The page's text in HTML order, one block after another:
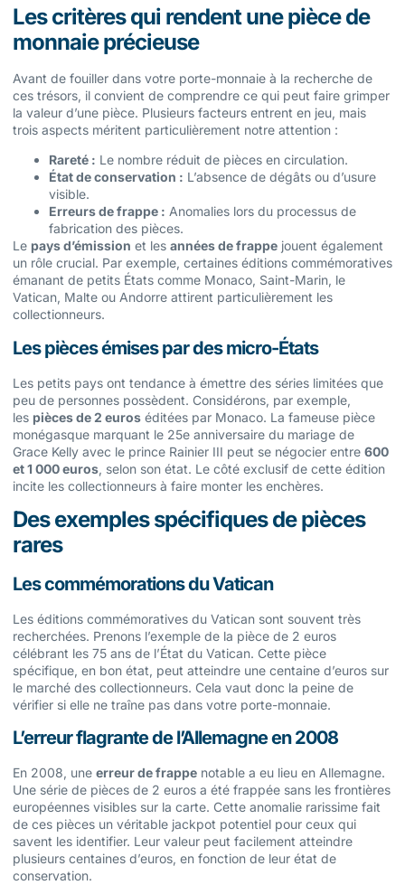
Les critères qui rendent une pièce de
monnaie précieuse
Avant de fouiller dans votre porte-monnaie à la recherche de
ces trésors, il convient de comprendre ce qui peut faire grimper
la valeur d’une pièce. Plusieurs facteurs entrent en jeu, mais
trois aspects méritent particulièrement notre attention :
Rareté : Le nombre réduit de pièces en circulation.
État de conservation : L’absence de dégâts ou d’usure
visible.
Erreurs de frappe : Anomalies lors du processus de
fabrication des pièces.
Le pays d’émission et les années de frappe jouent également
un rôle crucial. Par exemple, certaines éditions commémoratives
émanant de petits États comme Monaco, Saint-Marin, le
Vatican, Malte ou Andorre attirent particulièrement les
collectionneurs.
Les pièces émises par des micro-États
Les petits pays ont tendance à émettre des séries limitées que
peu de personnes possèdent. Considérons, par exemple,
les pièces de 2 euros éditées par Monaco. La fameuse pièce
monégasque marquant le 25e anniversaire du mariage de
Grace Kelly avec le prince Rainier III peut se négocier entre 600
et 1 000 euros, selon son état. Le côté exclusif de cette édition
incite les collectionneurs à faire monter les enchères.
Des exemples spécifiques de pièces
rares
Les commémorations du Vatican
Les éditions commémoratives du Vatican sont souvent très
recherchées. Prenons l’exemple de la pièce de 2 euros
célébrant les 75 ans de l’État du Vatican. Cette pièce
spécifique, en bon état, peut atteindre une centaine d’euros sur
le marché des collectionneurs. Cela vaut donc la peine de
vérifier si elle ne traîne pas dans votre porte-monnaie.
L’erreur flagrante de l’Allemagne en 2008
En 2008, une erreur de frappe notable a eu lieu en Allemagne.
Une série de pièces de 2 euros a été frappée sans les frontières
européennes visibles sur la carte. Cette anomalie rarissime fait
de ces pièces un véritable jackpot potentiel pour ceux qui
savent les identifier. Leur valeur peut facilement atteindre
plusieurs centaines d’euros, en fonction de leur état de
conservation.